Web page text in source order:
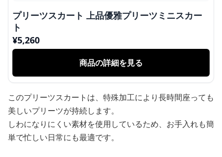
プリーツスカート 上品優雅プリーツミニスカー
ト
¥5,260
商品の詳細を見る
このプリーツスカートは、特殊加工により長時間座っても
美しいプリーツが持続します。
しわになりにくい素材を使用しているため、お手入れも簡
単で忙しい日常にも最適です。